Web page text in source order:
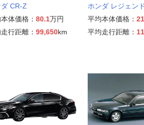
CR-Z
体価格： 80.1万円
行距離： 99,650km
ホンダ レジェン
平均本体価格：
平均走行距離：